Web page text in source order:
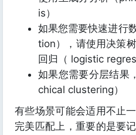
is）
如果您需要快速进行
tion），请使用决策
回归（ logistic
如果您需要分层结果
chical clustering）
有些场景可能会适用不止
完美匹配上，重要的是要